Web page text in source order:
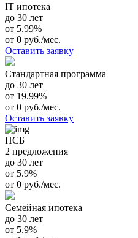
IT ипотека
до 30 лет
от 5.99%
от 0 руб./мес.
Оставить заявку
Стандартная программа
до 30 лет
от 19.99%
от 0 руб./мес.
Оставить заявку
ПСБ
2 предложения
до 30 лет
от 5.9%
от 0 руб./мес.
Семейная ипотека
до 30 лет
от 5.9%